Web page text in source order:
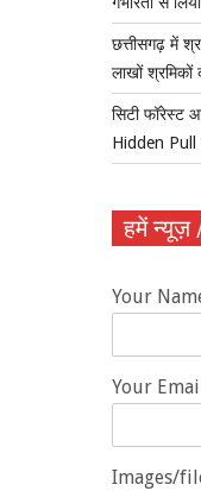
छत्तीसगढ़ में
लाखों श्रमिकों
सिटी फॉरेस्ट
Hidden Pull
हमें
Your
Your
Images/